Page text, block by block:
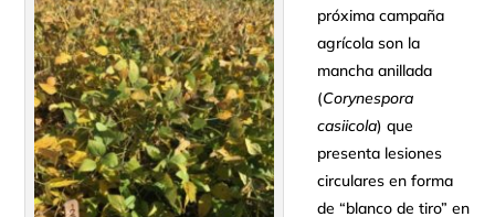
próxima campaña
agrícola son la
mancha anillada
(Corynespora
casiicola) que
presenta lesiones
circulares en forma
de “blanco de tiro” en